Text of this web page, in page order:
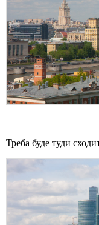
Треба буде туди